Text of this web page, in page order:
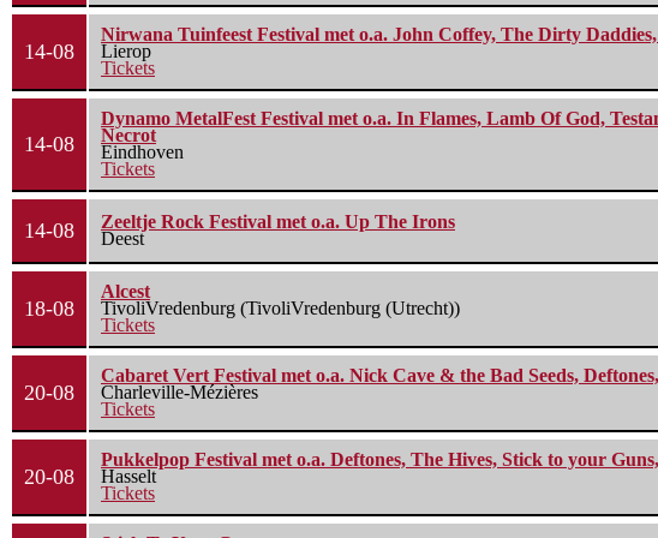
14-08
Nirwana Tuinfeest Festival met o.a. John Coffey, The Dirty
Lierop
Tickets
14-08
Dynamo MetalFest Festival met o.a. In Flames, Lamb Of God,
Necrot
Eindhoven
Tickets
14-08
Zeeltje Rock Festival met o.a. Up The Irons
Deest
18-08
Alcest
TivoliVredenburg (TivoliVredenburg (Utrecht))
Tickets
20-08
Cabaret Vert Festival met o.a. Nick Cave & the Bad Seeds,
Charleville-Mézières
Tickets
20-08
Pukkelpop Festival met o.a. Deftones, The Hives, Stick to your
Hasselt
Tickets